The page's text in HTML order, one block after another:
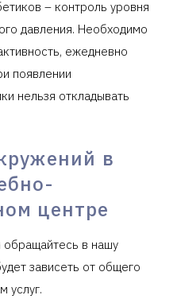
– контроль уровня
давления. Необходимо
ежедневно
появлении
нельзя откладывать
в
центре
в нашу
зависеть от общего
услуг.